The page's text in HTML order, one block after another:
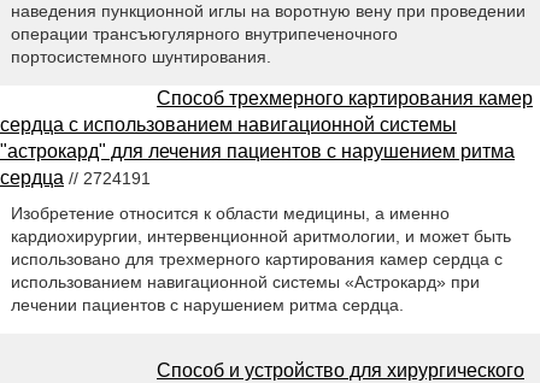
наведения пункционной иглы на воротную вену при проведении
операции трансъюгулярного внутрипеченочного
портосистемного шунтирования.
Способ трехмерного картирования камер
сердца с использованием навигационной системы
"астрокард" для лечения пациентов с нарушением ритма
сердца // 2724191
Изобретение относится к области медицины, а именно
кардиохирургии, интервенционной аритмологии, и может быть
использовано для трехмерного картирования камер сердца с
использованием навигационной системы «Астрокард» при
лечении пациентов с нарушением ритма сердца.
Способ и устройство для хирургического